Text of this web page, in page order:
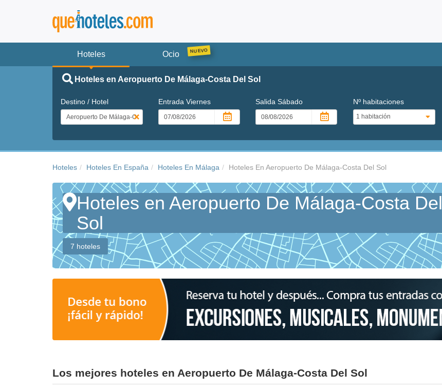
Hoteles Ocio
Hoteles en Aeropuerto De Málaga-Costa Del Sol
Destino / Hotel Entrada Viernes SalidaSábado Nº habitaciones
Hoteles Hoteles En España Hoteles En Málaga Hoteles En Aeropuerto De Málaga-Costa Del Sol
Hoteles en Aeropuerto De Málaga-Costa Del
Sol
7 hoteles
Los mejores hoteles en Aeropuerto De Málaga-Costa Del Sol